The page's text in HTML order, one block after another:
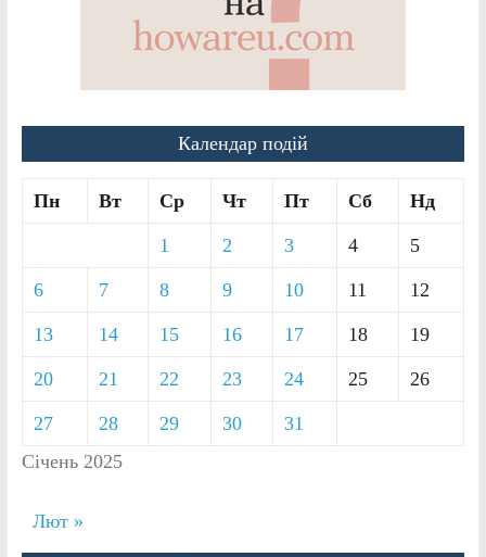
Календар подій
Січень 2025
Пн Вт Ср Чт Пт Сб Нд
1 2 3 4 5
6 7 8 9 10 11 12
13 14 15 16 17 18 19
20 21 22 23 24 25 26
27 28 29 30 31
Лют »